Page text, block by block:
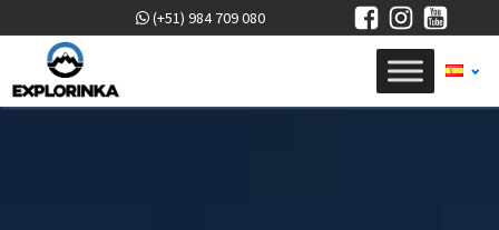
(+51) 984 709 080